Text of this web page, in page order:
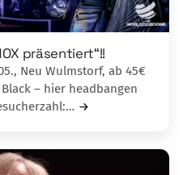
präsentiert“!!
Neu Wulmstorf, ab 45€
– hier headbangen